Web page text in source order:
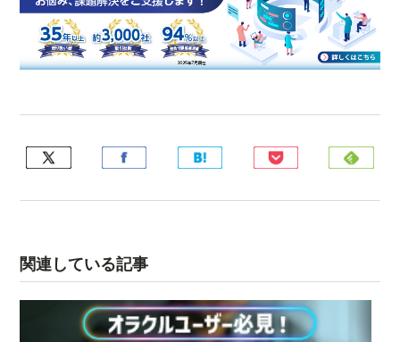
関連している記事